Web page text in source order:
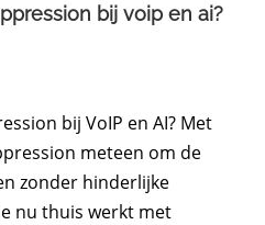
bij voip en ai?
bij VoIP en AI? Met
meteen om de
zonder hinderlijke
nu thuis werkt met